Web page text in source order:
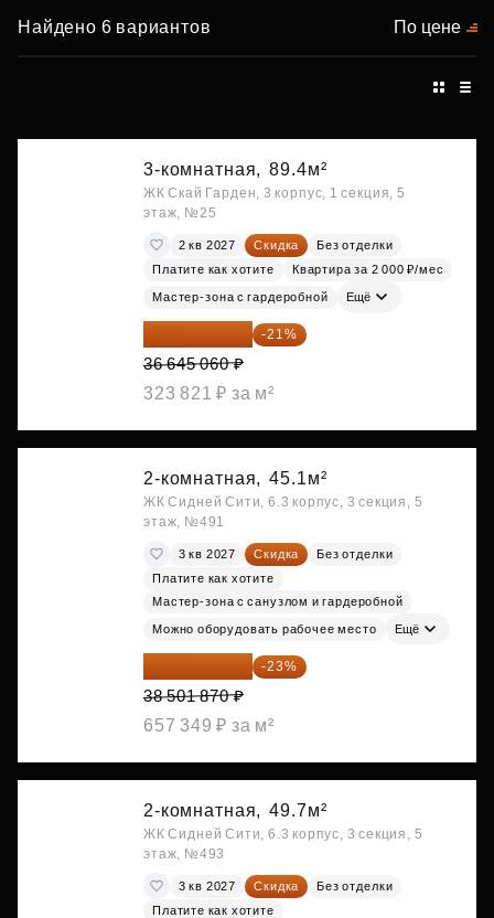
Найдено 6 вариантов По цене
3-комнатная, 89.4м²
ЖК Скай Гарден, 3 корпус, 1 секция, 5
этаж, №25
2 кв 2027 Скидка
Без отделки
Платите как хотите
Квартира за 2 000 ₽/мес
Мастер-зона с гардеробной Ещё
28 949 597 ₽ -21%
36 645 060 ₽
323 821 ₽ за м²
2-комнатная, 45.1м²
ЖК Сидней Сити, 6.3 корпус, 3 секция, 5
этаж, №491
3 кв 2027 Скидка
Без отделки
Платите как хотите
Мастер-зона с санузлом и гардеробной
Можно оборудовать рабочее место Ещё
29 646 440 ₽ -23%
38 501 870 ₽
657 349 ₽ за м²
2-комнатная, 49.7м²
ЖК Сидней Сити, 6.3 корпус, 3 секция, 5
этаж, №493
3 кв 2027 Скидка
Без отделки
Платите как хотите